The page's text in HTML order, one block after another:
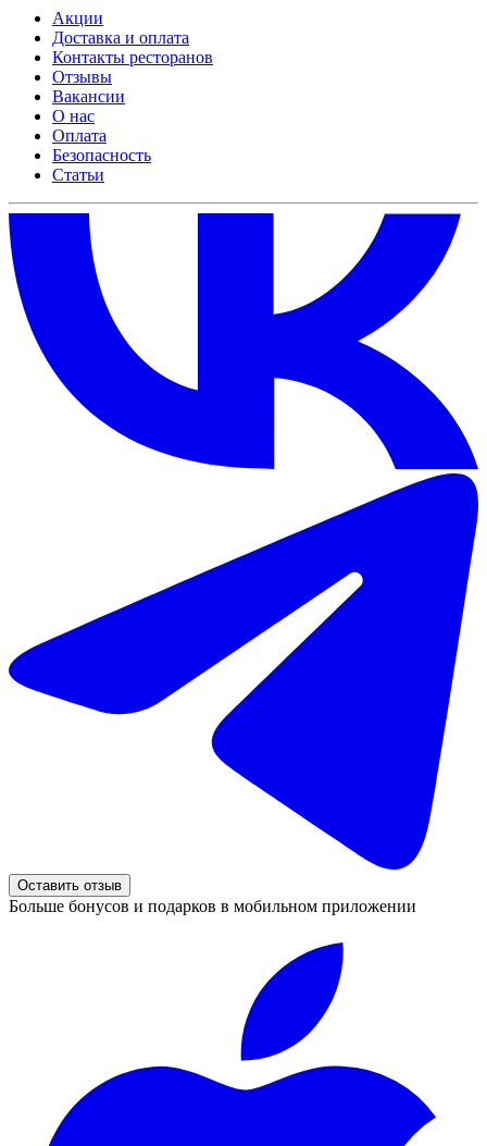
Акции
Доставка и оплата
Контакты ресторанов
Отзывы
Вакансии
О нас
Оплата
Безопасность
Статьи
Оставить отзыв
Больше бонусов и подарков в мобильном приложении